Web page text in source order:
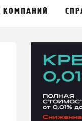
КОМПАНИЙ